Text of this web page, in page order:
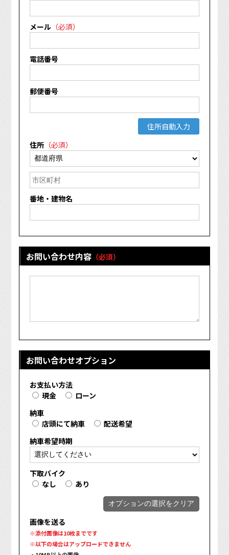
メール （必須）
電話番号
郵便番号
住所自動入力
住所 （必須）
番地・建物名
お問い合わせ内容 （必須）
お問い合わせオプション
お支払い方法
現金
ローン
納車
店頭にて納車
配送希望
納車希望時期
下取バイク
なし
あり
オプションの選択をクリア
画像を送る
※添付画像は10枚までです
※以下の場合はアップロードできません